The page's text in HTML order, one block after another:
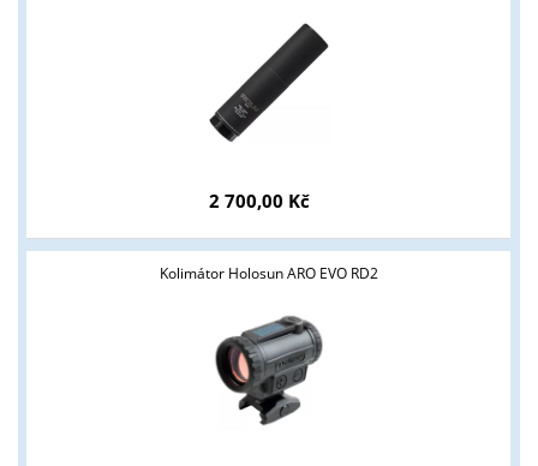
2 700,00 Kč
Kolimátor Holosun ARO EVO RD2